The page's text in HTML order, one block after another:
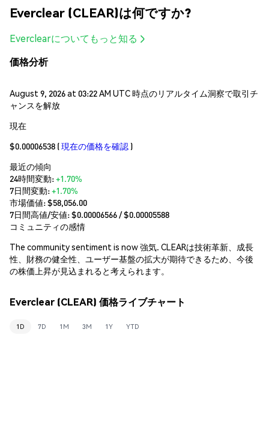
Everclear (CLEAR)は何ですか?
Everclearについてもっと知る
価格分析
August 9, 2026 at 03:22 AM UTC 時点のリアルタイム洞察で取引チ
ャンスを解放
現在
$0.00006538 (現在の価格を確認 )
最近の傾向
24時間変動:+1.70%
7日間変動:+1.70%
市場価値:$58,056.00
7日間高値/安値: $0.00006566/ $0.00005588
コミュニティの感情
The community sentiment is now 強気. CLEARは技術革新、成長
性、財務の健全性、ユーザー基盤の拡大が期待できるため、今後
の株価上昇が見込まれると考えられます。
Everclear (CLEAR) 価格ライブチャート
1D 7D 1M 3M 1Y YTD